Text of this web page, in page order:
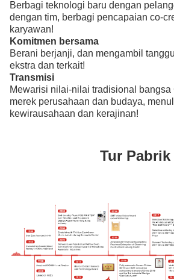
Berbagi teknologi baru dengan
dengan tim, berbagi pencapaian co-
karyawan!
Komitmen bersama
Berani berjanji, dan mengambil
ekstra dan terkait!
Transmisi
Mewarisi nilai-nilai tradisional bangsa
merek perusahaan dan budaya,
kewirausahaan dan kerajinan!
Tur Pabrik